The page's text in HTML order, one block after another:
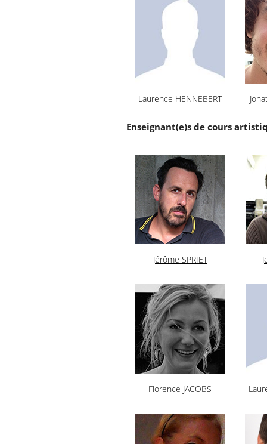
Laurence HENNEBERT
Enseignant(e)s de cours
Jérôme SPRIET
Florence JACOBS